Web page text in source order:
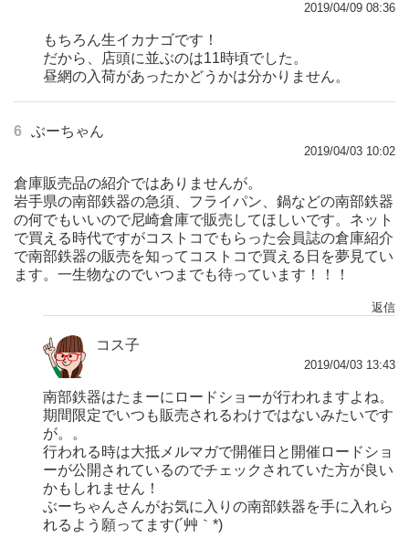
2019/04/09 08:36
もちろん生イカナゴです！
だから、店頭に並ぶのは11時頃でした。
昼網の入荷があったかどうかは分かりません。
6 ぶーちゃん
2019/04/03 10:02
倉庫販売品の紹介ではありませんが。
岩手県の南部鉄器の急須、フライパン、鍋などの南部鉄器
の何でもいいので尼崎倉庫で販売してほしいです。ネット
で買える時代ですがコストコでもらった会員誌の倉庫紹介
で南部鉄器の販売を知ってコストコで買える日を夢見てい
ます。一生物なのでいつまでも待っています！！！
返信
コス子
2019/04/03 13:43
南部鉄器はたまーにロードショーが行われますよね。
期間限定でいつも販売されるわけではないみたいです
が。。
行われる時は大抵メルマガで開催日と開催ロードショ
ーが公開されているのでチェックされていた方が良い
かもしれません！
ぶーちゃんさんがお気に入りの南部鉄器を手に入れら
れるよう願ってます(´艸｀*)